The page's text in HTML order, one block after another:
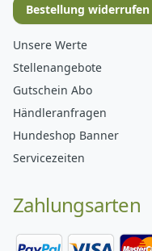
Bestellung widerrufen
Unsere Werte
Stellenangebote
Gutschein Abo
Händleranfragen
Hundeshop Banner
Servicezeiten
Zahlungsarten